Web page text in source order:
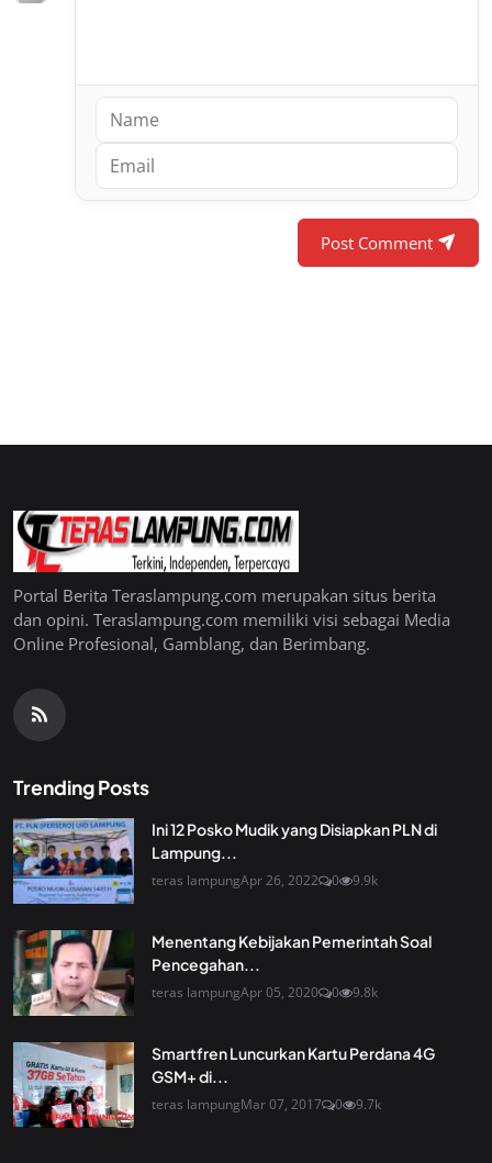
Post Comment
Portal Berita Teraslampung.com merupakan situs berita
dan opini. Teraslampung.com memiliki visi sebagai Media
Online Profesional, Gamblang, dan Berimbang.
Trending Posts
Ini 12 Posko Mudik yang Disiapkan PLN di
Lampung...
teras lampungApr 26, 2022 0 9.9k
Menentang Kebijakan Pemerintah Soal
Pencegahan...
teras lampungApr 05, 2020 0 9.8k
Smartfren Luncurkan Kartu Perdana 4G
GSM+ di...
teras lampungMar 07, 2017 0 9.7k